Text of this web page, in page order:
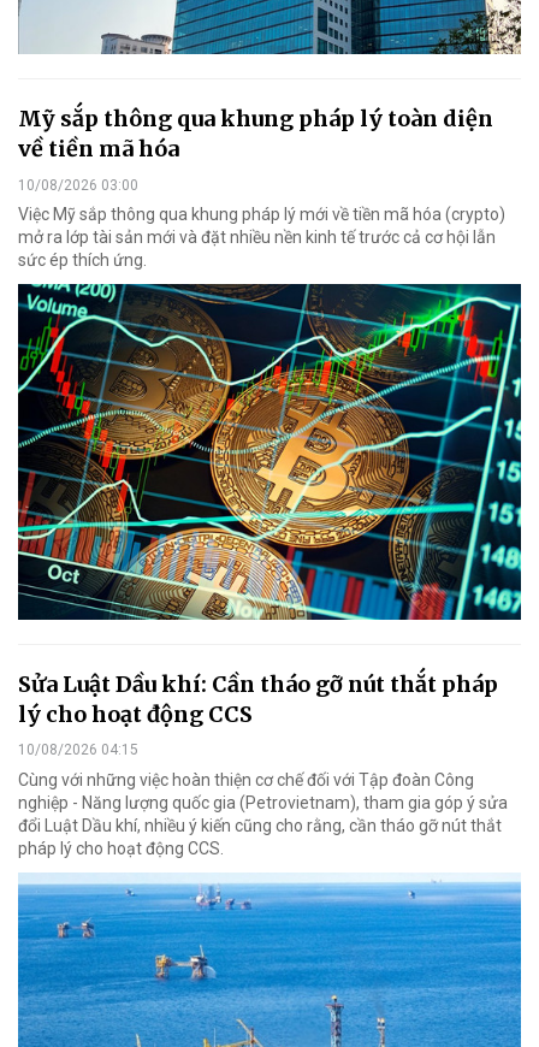
Mỹ sắp thông qua khung pháp lý toàn diện
về tiền mã hóa
10/08/2026 03:00
Việc Mỹ sắp thông qua khung pháp lý mới về tiền mã hóa (crypto)
mở ra lớp tài sản mới và đặt nhiều nền kinh tế trước cả cơ hội lẫn
sức ép thích ứng.
Sửa Luật Dầu khí: Cần tháo gỡ nút thắt pháp
lý cho hoạt động CCS
10/08/2026 04:15
Cùng với những việc hoàn thiện cơ chế đối với Tập đoàn Công
nghiệp - Năng lượng quốc gia (Petrovietnam), tham gia góp ý sửa
đổi Luật Dầu khí, nhiều ý kiến cũng cho rằng, cần tháo gỡ nút thắt
pháp lý cho hoạt động CCS.